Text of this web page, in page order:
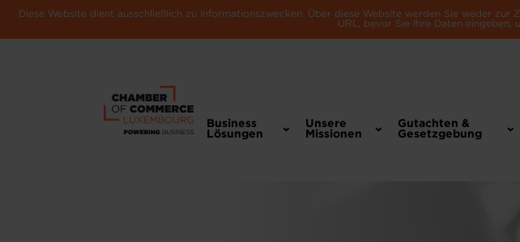
Diese Website dient ausschließlich zu Informationszwecken. Über diese Website werden Sie weder
URL, bevor Sie Ihre Daten eingeben,
Business
Lösungen
Unsere
Missionen
Gutachten &
Gesetzgebung